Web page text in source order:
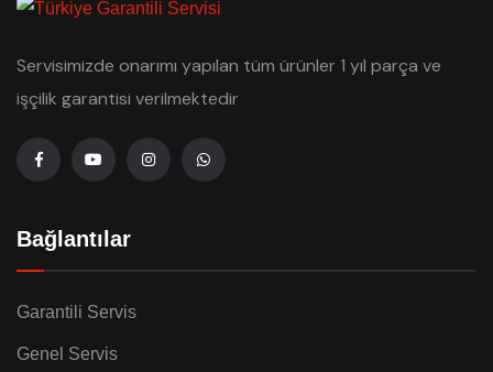
Servisimizde onarımı yapılan tüm ürünler 1 yıl parça ve
işçilik garantisi verilmektedir
Bağlantılar
Garantili Servis
Genel Servis